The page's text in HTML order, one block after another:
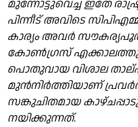
മുന്നോട്ടുവെച്ച ഇതേ
പിന്നീട് അവിടെ
കാര്യം അവർ
കോൺഗ്രസ് എക്കാലത്തും
പൊതുവായ വിശാല
മുൻനിർത്തിയാണ്
സങ്കുചിതമായ
നയിക്കുന്നത്.